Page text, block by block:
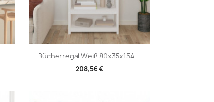
Bücherregal Weiß 80x35x154...
208,56 €
Vorschau